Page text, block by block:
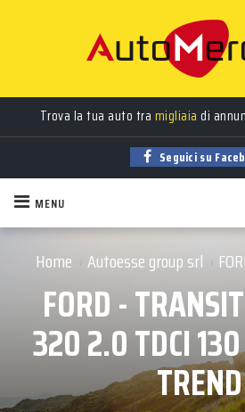
Trova la tua auto tra migliaia di
Seguici su
MENU
Home › Autoesse group srl ›
FORD -
320 2.0 TDCI
TREND